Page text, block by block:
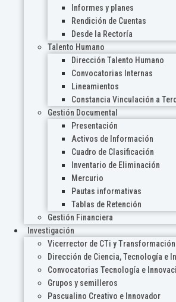
Informes y planes
Rendición de Cuentas
Desde la Rectoría
Talento Humano
Dirección Talento Humano
Convocatorias Internas
Lineamientos
Constancia Vinculación a
Gestión Documental
Presentación
Activos de Información
Cuadro de Clasificación
Inventario de Eliminación
Mercurio
Pautas informativas
Tablas de Retención
Gestión Financiera
Investigación
Vicerrector de CTi y Transformación
Dirección de Ciencia, Tecnología e
Convocatorias Tecnología e
Grupos y semilleros
Pascualino Creativo e Innovador